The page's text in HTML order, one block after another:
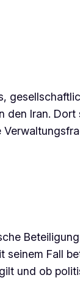
Iran.
Fall
und ob